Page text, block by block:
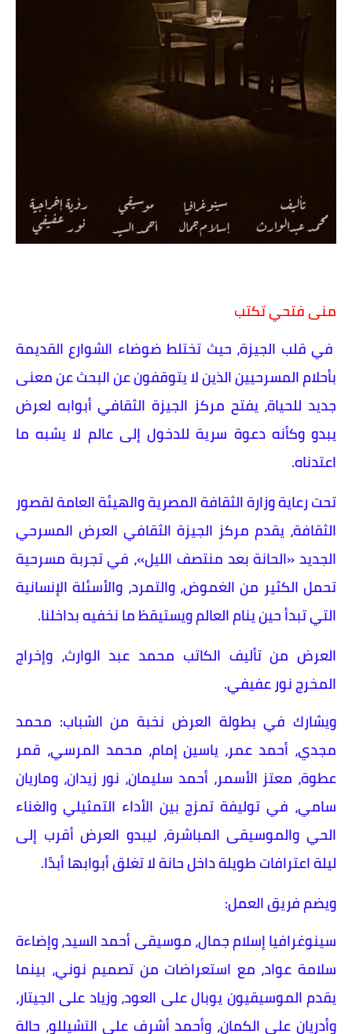
منى فتحي تكتب
في قلب الجيزة، حيث تختلط ضوضاء الشوارع القديمة
بأحلام المسرحيين الذين لا يتوقفون عن البحث عن معنى
جديد للحياة، يفتح مركز الجيزة الثقافي أبوابه لعرض
يبدو وكأنه دعوة سرية للدخول إلى عالم لا يشبه ما
اعتدناه.
تحت رعاية وزارة الثقافة المصرية والهيئة العامة لقصور
الثقافة، يقدم مركز الجيزة الثقافي العرض المسرحي
الجديد «الحانة بعد منتصف الليل»، في تجربة مسرحية
تحمل الكثير من الغموض، والتمرد، والأسئلة الإنسانية
التي تبدأ حين ينام العالم ويستيقظ ما نخفيه بداخلنا.
العرض من تأليف الكاتب محمد عبد الوارث، وإخراج
المخرج نور عفيفي.
ويشارك في بطولة العرض نخبة من الشباب: محمد
مجدي، أحمد عمر، ياسين إمام، محمد المرسي، قمر
عطوة، معتز الأسمر، أحمد سليمان، نور زيدان، وماريان
سامي، في توليفة تمزج بين الأداء التمثيلي والغناء
الحي والموسيقى المباشرة، ليبدو العرض أقرب إلى
ليلة اعترافات طويلة داخل حانة لا تغلق أبوابها أبدًا.
ويضم فريق العمل:
سينوغرافيا إسلام جمال، موسيقى أحمد السيد، وإضاءة
سلامة عواد، مع استعراضات من تصميم نوني، بينما
يقدم الموسيقيون يوبال على العود، وزياد على الجيتار،
وأدريان على الكمان، وأحمد أشرف على التشيللو، حالة